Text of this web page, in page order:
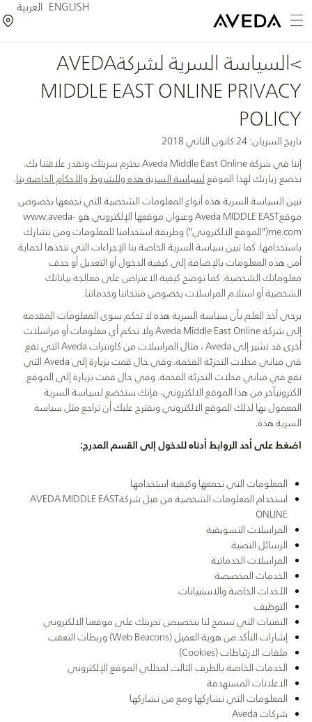
ENGLISH العربية
>السياسة السرية لشركةAVEDA
MIDDLE EAST ONLINE PRIVACY
POLICY
تاريخ السريان: 24 كانون الثاني 2018
إننا في شركة Aveda Middle East Online نحترم سريتك ونقدر علاقتنا بك.
تخضع زيارتك لهذا الموقعلسياسة السرية هذه وللشروط والأحكام الخاصة بنا.
تبين السياسة السرية هذه أنواع المعلومات الشخصية التي نجمعها بخصوص
موقعAveda MIDDLE EAST وعنوان موقعها الإلكتروني هو
www.aveda-
me.com("الموقع الالكتروني") وطريقة استخدامنا للمعلومات ومن نشارك
باستخدامها. كما تبين سياسة السرية الخاصة بنا الإجراءات التي نتخذها لحماية
أمن هذه المعلومات بالإضافة إلى كيفية الدخول أو التعديل أو حذف
معلوماتك الشخصية. كما توضح كيفية الاعتراض على معالجة بياناتك
الشخصية أو استلام المراسلات بخصوص منتجاتنا وخدماتنا.
يرجى أخذ العلم بأن سياسة السرية هذه لا تحكم سوى المعلومات المقدمة
إلى شركة Aveda Middle East Online ولا تحكم أي معلومات أو مراسلات
أخرى قد تشير إلى Aveda ، مثال المراسلات من كاونترات Aveda التي تقع
في مباني محلات التجزئة الفخمة. وفي حال قمت بزيارة إلى Aveda التي
تقع في مباني محلات التجزئة الفخمة. وفي حال قمت بزيارة إلى الموقع
الكترونيآخر من هذا الموقع الالكتروني، فإنك ستخضع لسياسة السرية
المعمول بها لذلك الموقع الالكتروني ونقترح عليك أن تراجع مثل سياسة
السرية هذه.
اضغط على أحد الروابط أدناه للدخول إلى القسم المدرج:
المعلومات التي نجمعها وكيفية استخدامها
استخدام المعلومات الشخصية من قبل شركةAVEDA MIDDLE EAST
ONLINE
المراسلات التسويقية
الرسائل النصية
المراسلات الخدماتية
الخدمات المخصصة
الأحداث الخاصة والاستبيانات
التوظيف
التقنيات التي تسمح لنا بتخصيص تجربتك على موقعنا الالكتروني
إشارات التأكد من هوية العميل (Web Beacons) وربطات التعقب
ملفات الارتباطات (Cookies)
الخدمات الخاصة بالطرف الثالث لمحللي الموقع الإلكتروني
الاعلانات المستهدفة
المعلومات التي نشاركها ومع من نشاركها
شركات Aveda